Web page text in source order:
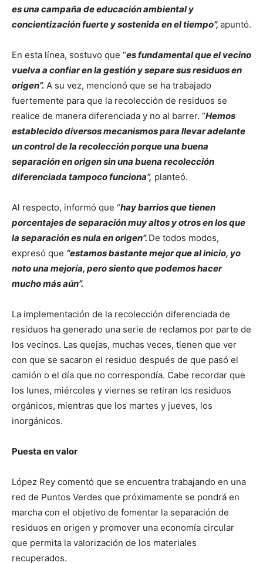
es una campaña de educación ambiental y
concientización fuerte y sostenida en el tiempo”, apuntó.
En esta línea, sostuvo que “es fundamental que el vecino
vuelva a confiar en la gestión y separe sus residuos en
origen”. A su vez, mencionó que se ha trabajado
fuertemente para que la recolección de residuos se
realice de manera diferenciada y no al barrer. “Hemos
establecido diversos mecanismos para llevar adelante
un control de la recolección porque una buena
separación en origen sin una buena recolección
diferenciada tampoco funciona”, planteó.
Al respecto, informó que “hay barrios que tienen
porcentajes de separación muy altos y otros en los que
la separación es nula en origen”. De todos modos,
expresó que “estamos bastante mejor que al inicio, yo
noto una mejoría, pero siento que podemos hacer
mucho más aún”.
La implementación de la recolección diferenciada de
residuos ha generado una serie de reclamos por parte de
los vecinos. Las quejas, muchas veces, tienen que ver
con que se sacaron el residuo después de que pasó el
camión o el día que no correspondía. Cabe recordar que
los lunes, miércoles y viernes se retiran los residuos
orgánicos, mientras que los martes y jueves, los
inorgánicos.
Puesta en valor
López Rey comentó que se encuentra trabajando en una
red de Puntos Verdes que próximamente se pondrá en
marcha con el objetivo de fomentar la separación de
residuos en origen y promover una economía circular
que permita la valorización de los materiales
recuperados.